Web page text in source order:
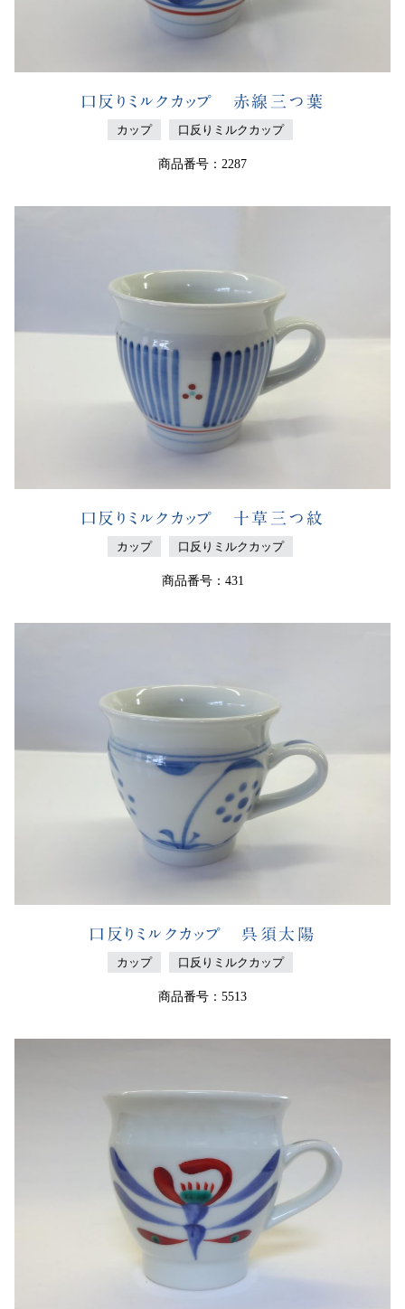
口反りミルクカップ 赤線三つ葉
カップ 口反りミルクカップ
商品番号：2287
口反りミルクカップ 十草三つ紋
カップ 口反りミルクカップ
商品番号：431
口反りミルクカップ 呉須太陽
カップ 口反りミルクカップ
商品番号：5513